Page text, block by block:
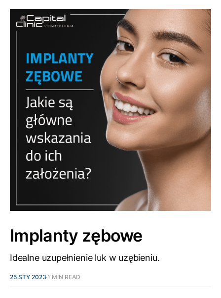
Implanty zębowe
Idealne uzupełnienie luk w uzębieniu.
25 STY 2023 1 MIN READ